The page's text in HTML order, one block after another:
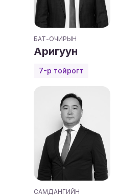
БАТ-ОЧИРЫН
Аригуун
7-р тойрогт
САМДАНГИЙН